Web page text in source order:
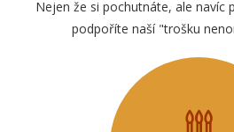
Nejen že si pochutnáte, ale navíc
podpoříte naší "trošku